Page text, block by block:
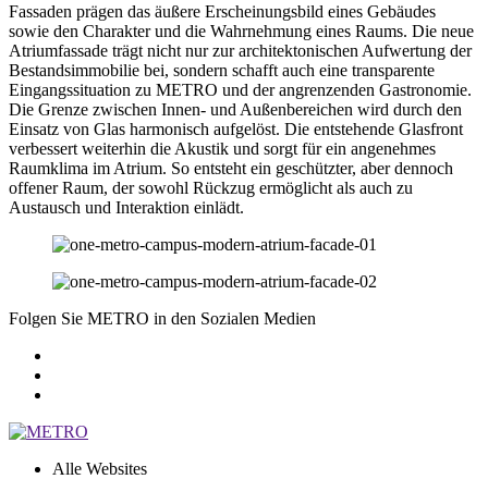
Fassaden prägen das äußere Erscheinungsbild eines Gebäudes
sowie den Charakter und die Wahrnehmung eines Raums. Die neue
Atriumfassade trägt nicht nur zur architektonischen Aufwertung der
Bestandsimmobilie bei, sondern schafft auch eine transparente
Eingangssituation zu METRO und der angrenzenden Gastronomie.
Die Grenze zwischen Innen- und Außenbereichen wird durch den
Einsatz von Glas harmonisch aufgelöst. Die entstehende Glasfront
verbessert weiterhin die Akustik und sorgt für ein angenehmes
Raumklima im Atrium. So entsteht ein geschützter, aber dennoch
offener Raum, der sowohl Rückzug ermöglicht als auch zu
Austausch und Interaktion einlädt.
Folgen Sie METRO in den Sozialen Medien
Alle Websites